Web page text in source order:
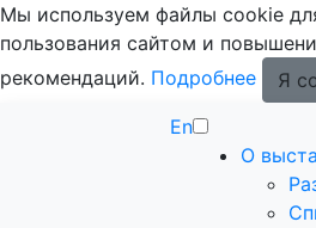
Мы используем файлы cookie
пользования сайтом и
рекомендаций. Подробнее
Я
En
О